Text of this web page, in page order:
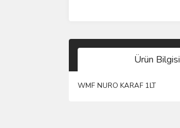
Ürün Bilgisi
WMF NURO KARAF 1LT